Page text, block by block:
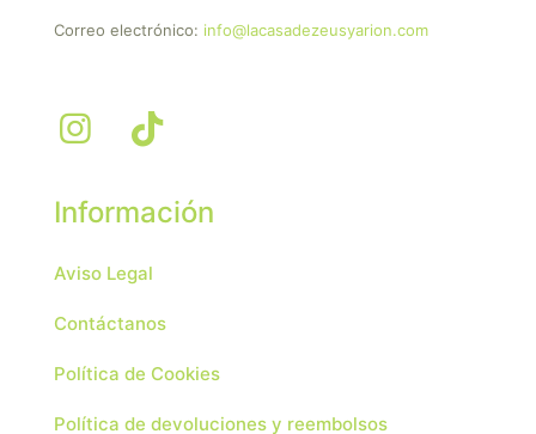
Correo electrónico: info@lacasadezeusyarion.com
Información
Aviso Legal
Contáctanos
Política de Cookies
Política de devoluciones y reembolsos